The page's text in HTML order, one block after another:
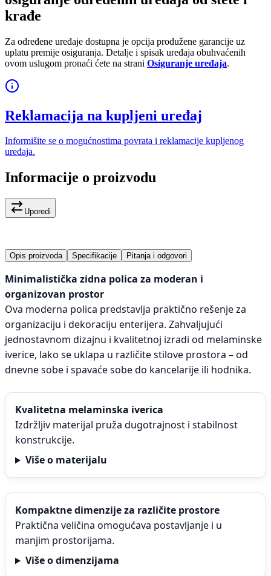
krađe
Za određene uređaje dostupna je opcija produžene garancije uz
uplatu premije osiguranja. Detalje i spisak uređaja obuhvaćenih
ovom uslugom pronaći ćete na strani Osiguranje uređaja.
Reklamacija na kupljeni uređaj
Informišite se o mogućnostima povrata i reklamacije kupljenog
uređaja.
Informacije o proizvodu
Uporedi
Opis proizvoda Specifikacije Pitanja i odgovori
Minimalistička zidna polica za moderan i
organizovan prostor
Ova moderna polica predstavlja praktično rešenje za
organizaciju i dekoraciju enterijera. Zahvaljujući
jednostavnom dizajnu i kvalitetnoj izradi od melaminske
iverice, lako se uklapa u različite stilove prostora – od
dnevne sobe i spavaće sobe do kancelarije ili hodnika.
Kvalitetna melaminska iverica
Izdržljiv materijal pruža dugotrajnost i stabilnost
konstrukcije.
Više o materijalu
Kompaktne dimenzije za različite prostore
Praktična veličina omogućava postavljanje i u
manjim prostorijama.
Više o dimenzijama